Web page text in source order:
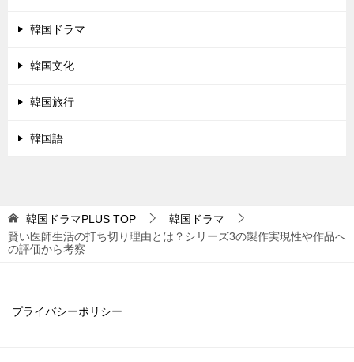
韓国ドラマ
韓国文化
韓国旅行
韓国語
韓国ドラマPLUS TOP
韓国ドラマ
賢い医師生活の打ち切り理由とは？シリーズ3の製作実現性や作品へ
の評価から考察
プライバシーポリシー